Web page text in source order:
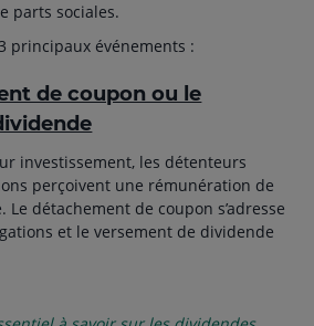
parts sociales.
principaux événements :
de coupon ou le
investissement, les détenteurs
perçoivent une rémunération de
Le détachement de coupon s’adresse
et le versement de dividende